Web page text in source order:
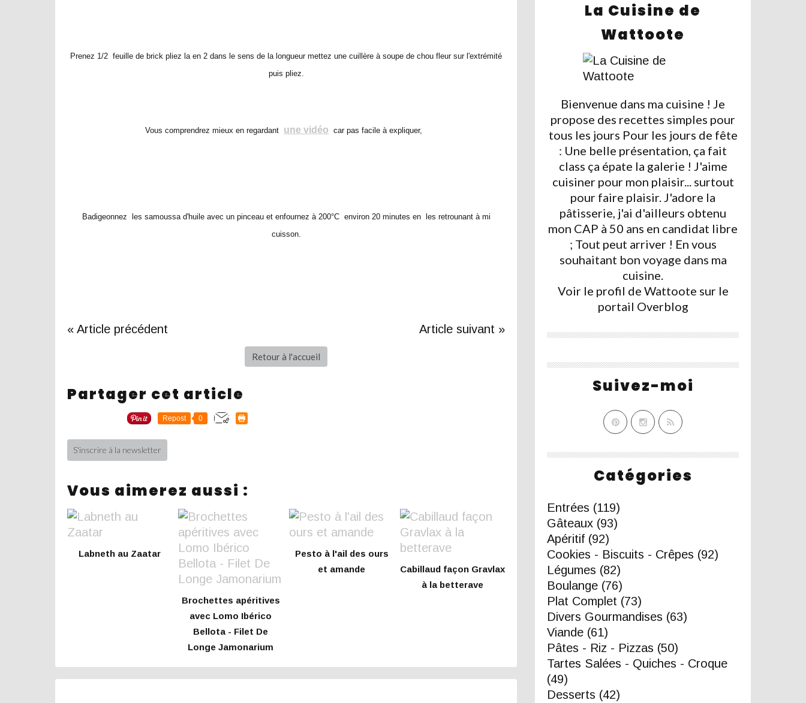
Prenez 1/2 feuille de brick pliez la en 2 dans le sens de la longueur mettez une cuillère à soupe de chou fleur sur l'extrémité
puis pliez.
Vous comprendrez mieux en regardant une vidéo car pas facile à expliquer,
Badigeonnez les samoussa d'huile avec un pinceau et enfournez à 200°C environ 20 minutes en les retrounant à mi
cuisson.
« Article précédent Article suivant »
Retour à l'accueil
Partager cet article
Repost 0
S'inscrire à la newsletter
Vous aimerez aussi :
Labneth au Zaatar
Brochettes apéritives
avec Lomo Ibérico
Bellota - Filet De
Longe Jamonarium
Pesto à l'ail des ours
et amande
Cabillaud façon Gravlax
à la betterave
Catégories
Entrées (119)
Gâteaux (93)
Apéritif (92)
Cookies - Biscuits - Crêpes (92)
Légumes (82)
Boulange (76)
Plat Complet (73)
Divers Gourmandises (63)
Viande (61)
Pâtes - Riz - Pizzas (50)
Tartes Salées - Quiches - Croque
(49)
Desserts (42)
La Cuisine de
Wattoote
Bienvenue dans ma cuisine ! Je
propose des recettes simples pour
tous les jours Pour les jours de fête
: Une belle présentation, ça fait
class ça épate la galerie ! J'aime
cuisiner pour mon plaisir... surtout
pour faire plaisir. J'adore la
pâtisserie, j'ai d'ailleurs obtenu
mon CAP à 50 ans en candidat libre
; Tout peut arriver ! En vous
souhaitant bon voyage dans ma
cuisine.
Voir le profil de Wattoote sur le
portail Overblog
Suivez-moi